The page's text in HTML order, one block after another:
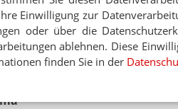
Einwilligung zur
oder über die
ablehnen. Diese
finden Sie in der
Apotheken